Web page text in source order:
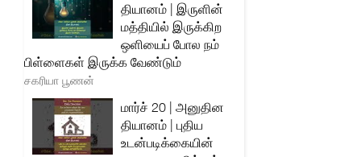
தியானம் | இருளின்
மத்தியில் இருக்கிற
ஒளியைப் போல நம்
பிள்ளைகள் இருக்க வேண்டும்
சகரியா பூணன்
மார்ச் 20 | அனுதின
தியானம் | புதிய
உடன்படிக்கையின்